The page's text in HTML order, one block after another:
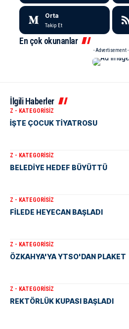
Orta
Takip Et
En çok okunanlar
- Advertisement -
İlgili Haberler
Z - KATEGORISIZ
İŞTE ÇOCUK TİYATROSU
Z - KATEGORISIZ
BELEDİYE HEDEF BÜYÜTTÜ
Z - KATEGORISIZ
FİLEDE HEYECAN BAŞLADI
Z - KATEGORISIZ
ÖZKAHYA'YA YTSO'DAN PLAKET
Z - KATEGORISIZ
REKTÖRLÜK KUPASI BAŞLADI